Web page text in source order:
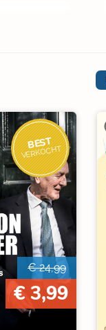
BEST
VERKOCHT
€ 24,99
€ 3,99